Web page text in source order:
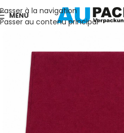
Passer à la navigation
Passer au contenu principal
MENU